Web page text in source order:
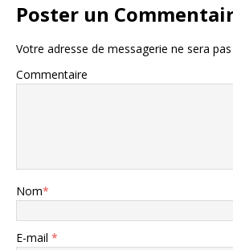
Poster un
Votre adresse de messagerie ne sera
Commentaire
Nom*
E-mail *